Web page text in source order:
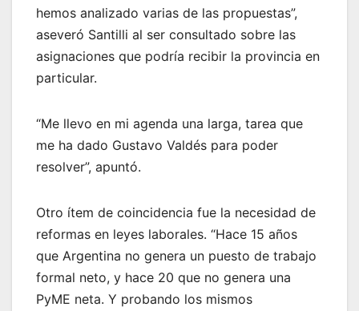
hemos analizado varias de las propuestas”,
aseveró Santilli al ser consultado sobre las
asignaciones que podría recibir la provincia en
particular.
“Me llevo en mi agenda una larga, tarea que
me ha dado Gustavo Valdés para poder
resolver”, apuntó.
Otro ítem de coincidencia fue la necesidad de
reformas en leyes laborales. “Hace 15 años
que Argentina no genera un puesto de trabajo
formal neto, y hace 20 que no genera una
PyME neta. Y probando los mismos